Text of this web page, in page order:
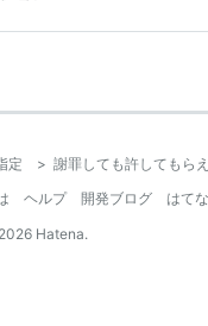
わるということ。今朝
もGoogleアカウントの…
定 > 謝罪しても許してもら
ヘルプ 開発ブログ
はて
2026 Hatena.